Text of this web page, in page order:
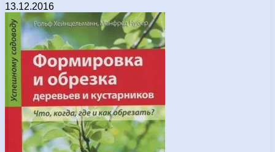
13.12.2016